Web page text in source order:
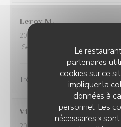
Le
partenaires
cookies sur ce
impliquer la
données à
personnel. Les
nécessaires »
Leroy M
2026-04-01
Service
Ambiance:5/5
Très bon. Service très agréable
Virginie S